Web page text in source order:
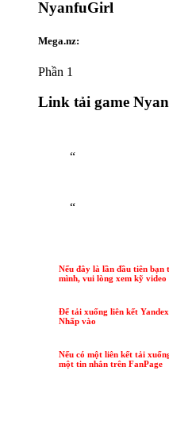
Yêu cầu bộ xử lý và hệ điều
Hệ điều hành: Windows 7
bản 64-bit)
Bộ xử lý: Intel RPentium R4 2,4
Bộ nhớ: RAM 512 MB
Lưu trữ: 300 MB chỗ trống khả
1) Tải xuống và giải nén trò
VIDEO VÀ GAMEPLAY